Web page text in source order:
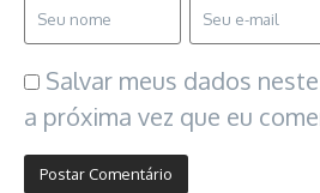
Salvar meus dados
a próxima vez que eu